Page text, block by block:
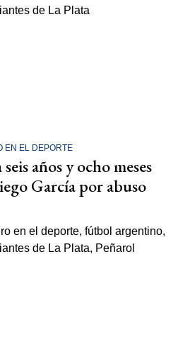
EN EL DEPORTE
años y ocho meses
García por abuso